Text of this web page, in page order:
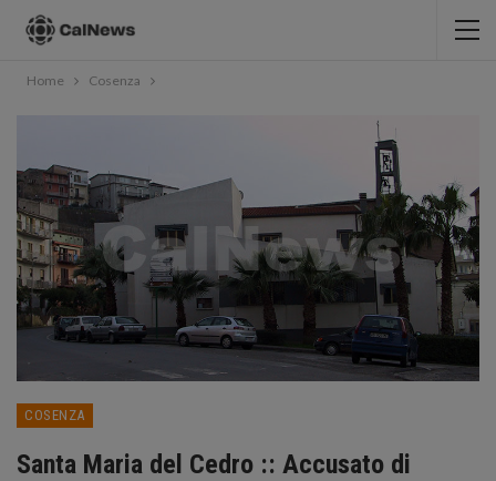
Home Cosenza
COSENZA
Santa Maria del Cedro :: Accusato di